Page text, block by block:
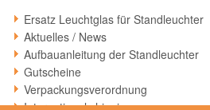
Ersatz Leuchtglas für Standleuchter
Aktuelles / News
Aufbauanleitung der Standleuchter
Gutscheine
Verpackungsverordnung